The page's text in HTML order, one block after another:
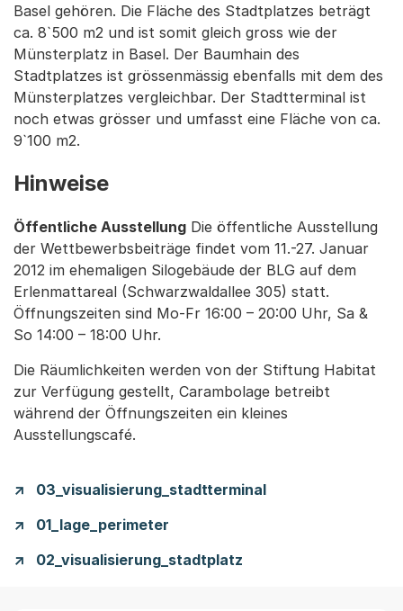
Basel gehören. Die Fläche des Stadtplatzes beträgt
ca. 8`500 m2 und ist somit gleich gross wie der
Münsterplatz in Basel. Der Baumhain des
Stadtplatzes ist grössenmässig ebenfalls mit dem des
Münsterplatzes vergleichbar. Der Stadtterminal ist
noch etwas grösser und umfasst eine Fläche von ca.
9`100 m2.
Hinweise
Öffentliche Ausstellung Die öffentliche Ausstellung
der Wettbewerbsbeiträge findet vom 11.-27. Januar
2012 im ehemaligen Silogebäude der BLG auf dem
Erlenmattareal (Schwarzwaldallee 305) statt.
Öffnungszeiten sind Mo-Fr 16:00 – 20:00 Uhr, Sa &
So 14:00 – 18:00 Uhr.
Die Räumlichkeiten werden von der Stiftung Habitat
zur Verfügung gestellt, Carambolage betreibt
während der Öffnungszeiten ein kleines
Ausstellungscafé.
03_visualisierung_stadtterminal
01_lage_perimeter
02_visualisierung_stadtplatz